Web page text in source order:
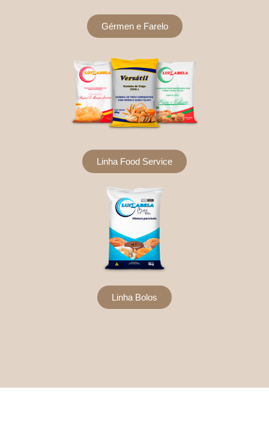
Gérmen e Farelo
Linha Food Service
Linha Bolos